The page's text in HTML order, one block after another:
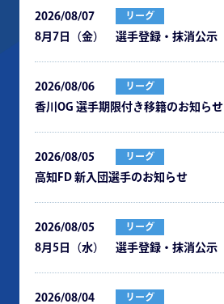
2026/08/07 リーグ
8月7日（金） 選手登録・抹消公示
2026/08/06 リーグ
⾹川OG 選⼿期限付き移籍のお知らせ
2026/08/05 リーグ
⾼知FD 新⼊団選⼿のお知らせ
2026/08/05 リーグ
8月5日（水） 選手登録・抹消公示
2026/08/04 リーグ